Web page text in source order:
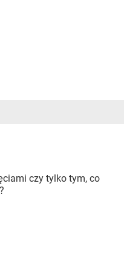
czy tylko tym, co